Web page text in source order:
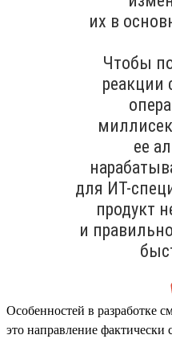
их в
Чтобы
реакции
ее
для ИТ-
продукт
и
Особенностей в разработке
это направление фактически